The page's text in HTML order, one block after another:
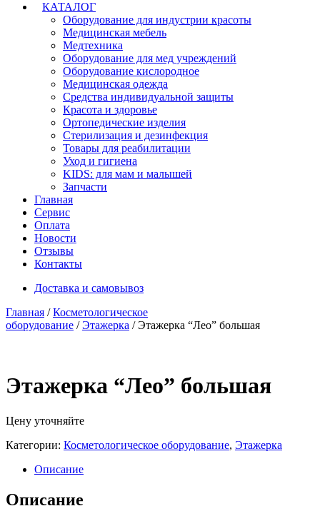
КАТАЛОГ
Оборудование для индустрии красоты
Медицинская мебель
Медтехника
Оборудование для мед учреждений
Оборудование кислородное
Медицинская одежда
Средства индивидуальной защиты
Красота и здоровье
Ортопедические изделия
Стерилизация и дезинфекция
Товары для реабилитации
Уход и гигиена
KIDS: для мам и малышей
Запчасти
Главная
Сервис
Оплата
Новости
Отзывы
Контакты
Доставка и самовывоз
Главная /Косметологическое
оборудование /Этажерка / Этажерка “Лео” большая
Этажерка “Лео” большая
Цену уточняйте
Категории: Косметологическое оборудование, Этажерка
Описание
Описание